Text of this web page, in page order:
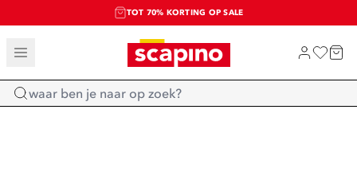
TOT 70% KORTING OP SALE
SALE: LAATSTE KANS!
SHOP NIEUW
Home